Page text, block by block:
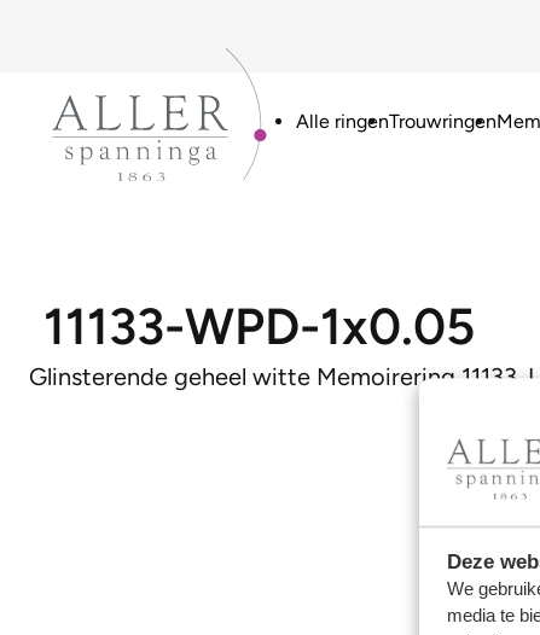
Deze
We
media te
Alle ringenTrouwringen
11133-WPD-1x0.05
Glinsterende geheel witte Memoirering